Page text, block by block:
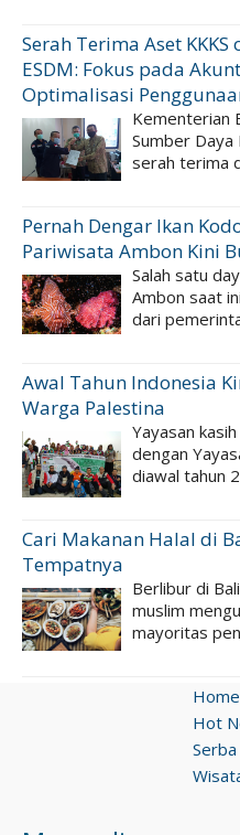
Serah Terima Aset
ESDM: Fokus pada
Optimalisasi
Kementerian
Sumber Daya
serah terima
Pernah Dengar Ikan
Pariwisata Ambon Kini
Salah satu
Ambon saat
dari
Awal Tahun Indonesia
Warga Palestina
Yayasan
dengan
diawal tahun
Cari Makanan Halal di
Tempatnya
Berlibur di
muslim
mayoritas
Home
Hot